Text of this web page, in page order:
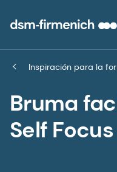
Inspiración para la
Bruma
Self Focus